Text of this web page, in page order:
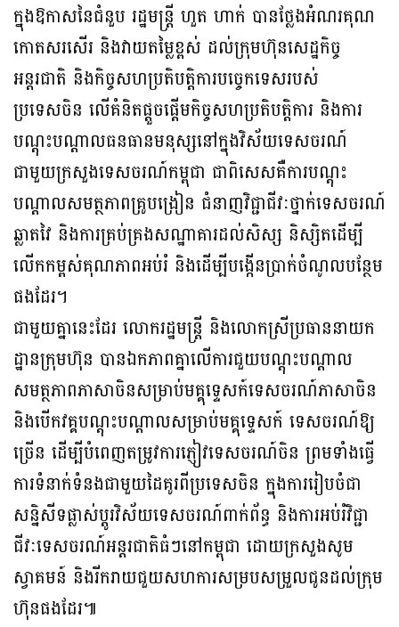
ក្នុងឱកាសនៃជំនួប រដ្ឋមន្រ្តី ហួត ហាក់ បានថ្លែងអំណរគុណ
កោតសរសើរ និងវាយតម្លៃខ្ពស់ ដល់ក្រុមហ៊ុនសេដ្ឋកិច្ច
អន្តរជាតិ និងកិច្ចសហប្រតិបត្តិការបច្ចេកទេសរបស់
ប្រទេសចិន លើគំនិតផ្តួចផ្តើមកិច្ចសហប្រតិបត្តិការ និងការ
បណ្តុះបណ្តាលធនធានមនុស្សនៅក្នុងវិស័យទេសចរណ៍
ជាមួយក្រសួងទេសចរណ៍កម្ពុជា ជាពិសេសគឺការបណ្តុះ
បណ្តាលសមត្ថភាពគ្រូបង្រៀន ជំនាញវិជ្ជាជីវៈថ្នាក់ទេសចរណ៍
ឆ្លាតវៃ និងការគ្រប់គ្រងសណ្ឋាគារដល់សិស្ស និស្សិតដើម្បី
លើកកម្ពស់គុណភាពអប់រំ និងដើម្បីបង្កើនប្រាក់ចំណូលបន្ថែម
ផងដែរ។
ជាមួយគ្នានេះដែរ លោករដ្ឋមន្រ្តី និងលោកស្រីប្រធាននាយក
ដ្ឋានក្រុមហ៊ុន បានឯកភាពគ្នាលើការជួយបណ្តុះបណ្តាល
សមត្ថភាពភាសាចិនសម្រាប់មគ្គុទ្ទេសក៍ទេសចរណ៍ភាសាចិន
និងបើកវគ្គបណ្តុះបណ្តាលសម្រាប់មគ្គុទ្ទេសក៍ ទេសចរណ៍ឱ្យ
ច្រើន ដើម្បីបំពេញតម្រូវការភ្ញៀវទេសចរណ៍ចិន ព្រមទាំងធ្វើ
ការទំនាក់ទំនងជាមួយដៃគូរពីប្រទេសចិន ក្នុងការរៀបចំជា
សន្និសីទផ្លាស់ប្តូរវិស័យទេសចរណ៍ពាក់ព័ន្ធ និងការអប់រំវិជ្ជា
ជីវៈទេសចរណ៍អន្តរជាតិធំៗនៅកម្ពុជា ដោយក្រសួងសូម
ស្វាគមន៍ និងរីករាយជួយសហការសម្របសម្រួលជូនដល់ក្រុម
ហ៊ុនផងដែរ៕